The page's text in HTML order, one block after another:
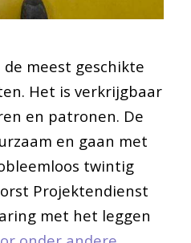
de meest geschikte
Het is verkrijgbaar
en patronen. De
en gaan met
twintig
Projektendienst
met het leggen